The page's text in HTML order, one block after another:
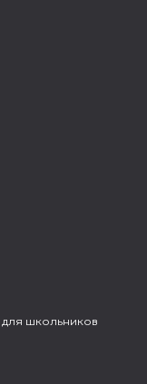
школьников